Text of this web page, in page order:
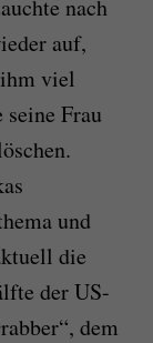
nach
auf,
viel
Frau
und
die
der US-
dem